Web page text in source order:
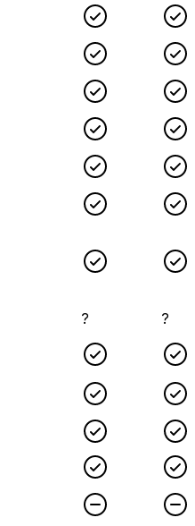
Checked
Checked
Checked
Checked
Checked
Checked
Checked
?
?
Checked
Checked
Checked
Checked
Unchecked